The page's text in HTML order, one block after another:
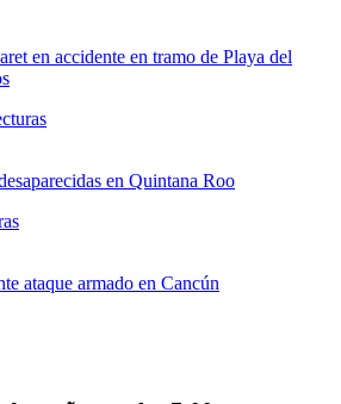
en accidente en tramo de Playa del
en Quintana Roo
ataque armado en Cancún